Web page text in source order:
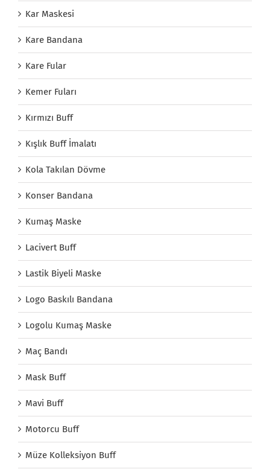
Kar Maskesi
Kare Bandana
Kare Fular
Kemer Fuları
Kırmızı Buff
Kışlık Buff İmalatı
Kola Takılan Dövme
Konser Bandana
Kumaş Maske
Lacivert Buff
Lastik Biyeli Maske
Logo Baskılı Bandana
Logolu Kumaş Maske
Maç Bandı
Mask Buff
Mavi Buff
Motorcu Buff
Müze Kolleksiyon Buff